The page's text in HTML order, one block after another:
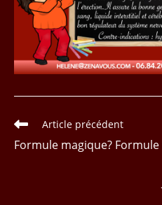
Read
articles
Article précédent
Formule magique?